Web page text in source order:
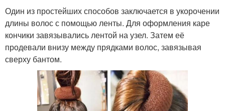
Один из простейших способов заключается в укорочении
длины волос с помощью ленты. Для оформления каре
кончики завязывались лентой на узел. Затем её
продевали внизу между прядками волос, завязывая
сверху бантом.